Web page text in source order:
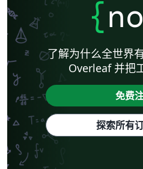
{
了解为什么全世界
Overleaf 并把
免费
探索所有